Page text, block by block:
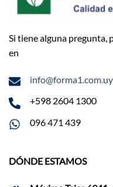
Si tiene alguna pregunta,
en
info@forma1.com.uy
+598 2604 1300
096 471 439
DÓNDE ESTAMOS